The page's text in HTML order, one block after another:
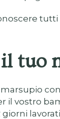
tuo
il vostro
giorni